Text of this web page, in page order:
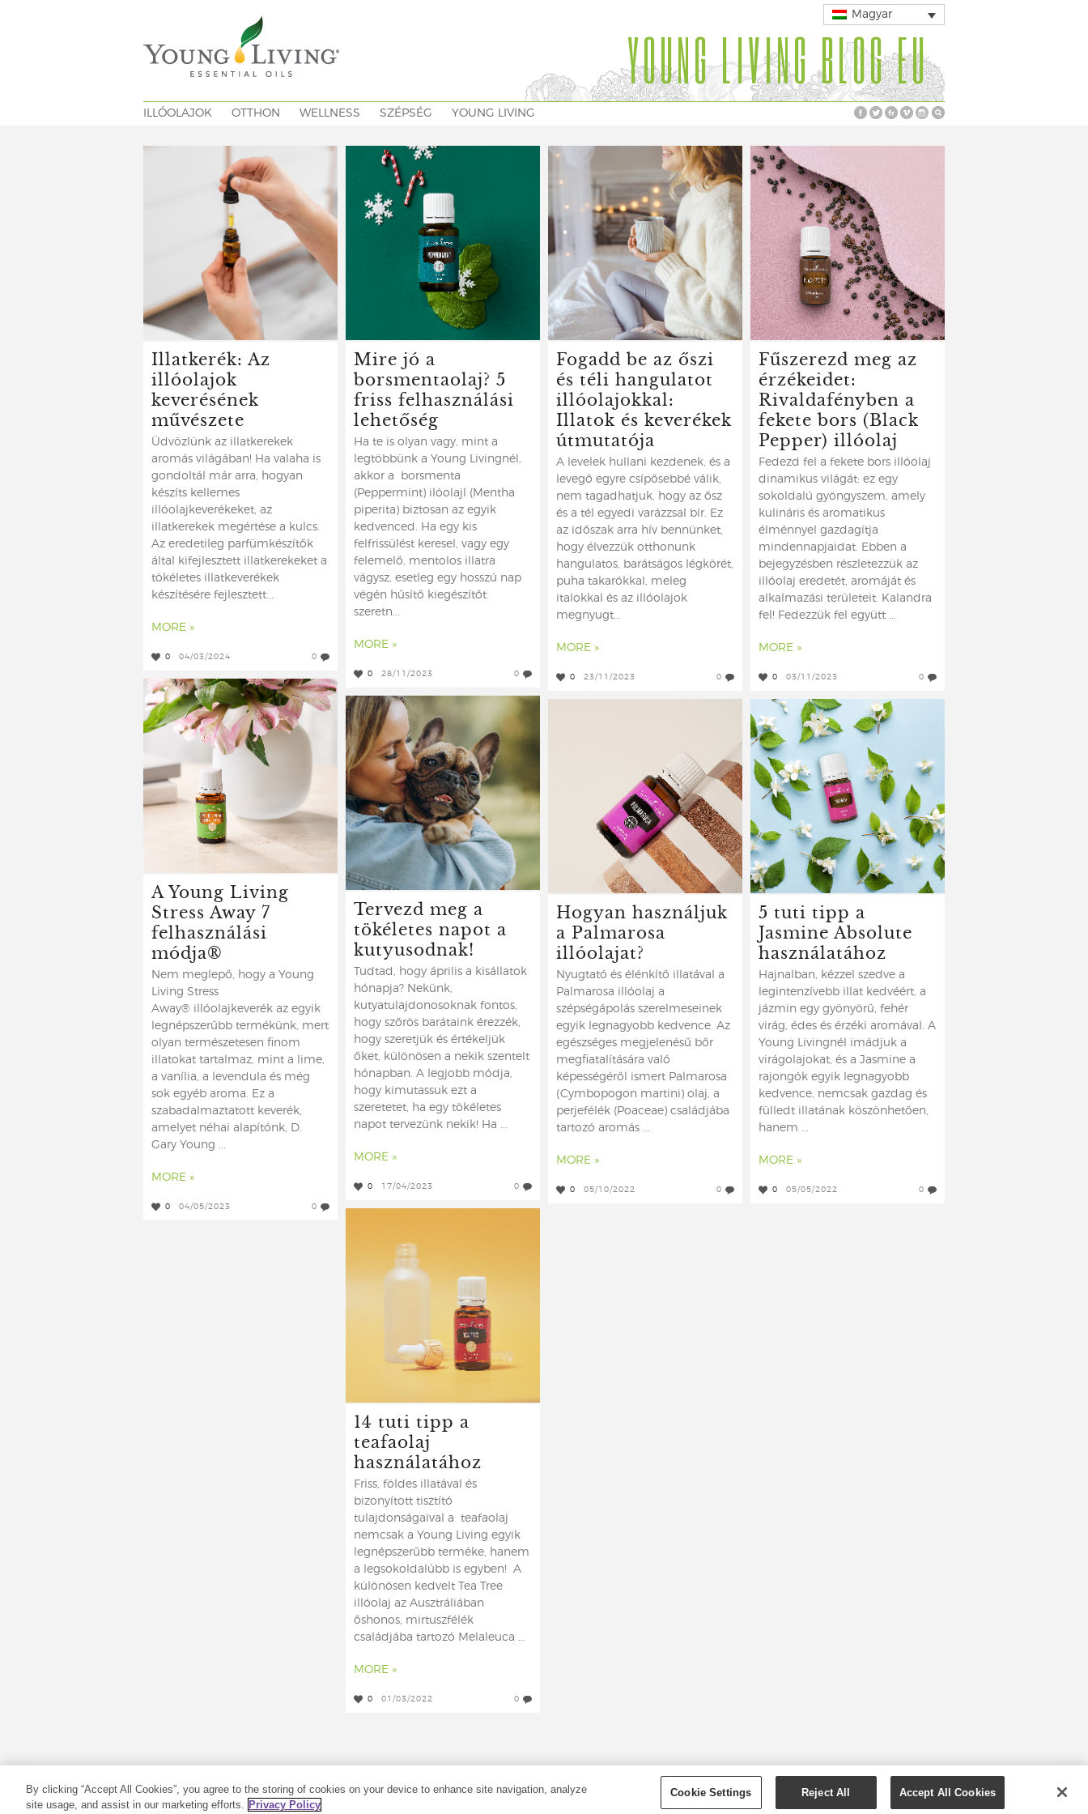
Magyar
YOUNG LIVING BLOG EU
ILLÓOLAJOK OTTHON WELLNESS SZÉPSÉG YOUNG LIVING
Illatkerék: Az
illóolajok
keverésének
művészete
Üdvözlünk az illatkerekek
aromás világában! Ha valaha is
gondoltál már arra, hogyan
készíts kellemes
illóolajkeverékeket, az
illatkerekek megértése a kulcs.
Az eredetileg parfümkészítők
által kifejlesztett illatkerekeket a
tökéletes illatkeverékek
készítésére fejlesztett...
MORE »
0 04/03/2024 0
Mire jó a
borsmentaolaj? 5
friss felhasználási
lehetőség
Ha te is olyan vagy, mint a
legtöbbünk a Young Livingnél,
akkor a borsmenta
(Peppermint) ilóolajl (Mentha
piperita) biztosan az egyik
kedvenced. Ha egy kis
felfrissülést keresel, vagy egy
felemelő, mentolos illatra
vágysz, esetleg egy hosszú nap
végén hűsítő kiegészítőt
szeretn...
MORE »
0 28/11/2023 0
Fogadd be az őszi
és téli hangulatot
illóolajokkal:
Illatok és keverékek
útmutatója
A levelek hullani kezdenek, és a
levegő egyre csípősebbé válik,
nem tagadhatjuk, hogy az ősz
és a tél egyedi varázzsal bír. Ez
az időszak arra hív bennünket,
hogy élvezzük otthonunk
hangulatos, barátságos légkörét,
puha takarókkal, meleg
italokkal és az illóolajok
megnyugt...
MORE »
0 23/11/2023 0
Fűszerezd meg az
érzékeidet:
Rivaldafényben a
fekete bors (Black
Pepper) illóolaj
Fedezd fel a fekete bors illóolaj
dinamikus világát: ez egy
sokoldalú gyöngyszem, amely
kulináris és aromatikus
élménnyel gazdagítja
mindennapjaidat. Ebben a
bejegyzésben részletezzük az
illóolaj eredetét, aromáját és
alkalmazási területeit. Kalandra
fel! Fedezzük fel együtt ...
MORE »
0 03/11/2023 0
A Young Living
Stress Away 7
felhasználási
módja®
Nem meglepő, hogy a Young
Living Stress
Away® illóolajkeverék az egyik
legnépszerűbb termékünk, mert
olyan természetesen finom
illatokat tartalmaz, mint a lime,
a vanília, a levendula és még
sok egyéb aroma. Ez a
szabadalmaztatott keverék,
amelyet néhai alapítónk, D.
Gary Young ...
MORE »
0 04/05/2023 0
Tervezd meg a
tökéletes napot a
kutyusodnak!
Tudtad, hogy április a kisállatok
hónapja? Nekünk,
kutyatulajdonosoknak fontos,
hogy szőrös barátaink érezzék,
hogy szeretjük és értékeljük
őket, különösen a nekik szentelt
hónapban. A legjobb módja,
hogy kimutassuk ezt a
szeretetet, ha egy tökéletes
napot tervezünk nekik! Ha ...
MORE »
0 17/04/2023 0
Hogyan használjuk
a Palmarosa
illóolajat?
Nyugtató és élénkítő illatával a
Palmarosa illóolaj a
szépségápolás szerelmeseinek
egyik legnagyobb kedvence. Az
egészséges megjelenésű bőr
megfiatalítására való
képességéről ismert Palmarosa
(Cymbopogon martini) olaj, a
perjefélék (Poaceae) családjába
tartozó aromás ...
MORE »
0 05/10/2022 0
5 tuti tipp a
Jasmine Absolute
használatához
Hajnalban, kézzel szedve a
legintenzívebb illat kedvéért, a
jázmin egy gyönyörű, fehér
virág, édes és érzéki aromával. A
Young Livingnél imádjuk a
virágolajokat, és a Jasmine a
rajongók egyik legnagyobb
kedvence, nemcsak gazdag és
fülledt illatának köszönhetően,
hanem ...
MORE »
0 05/05/2022 0
14 tuti tipp a
teafaolaj
használatához
Friss, földes illatával és
bizonyított tisztító
tulajdonságaival a teafaolaj
nemcsak a Young Living egyik
legnépszerűbb terméke, hanem
a legsokoldalúbb is egyben! A
különösen kedvelt Tea Tree
illóolaj az Ausztráliában
őshonos, mirtuszfélék
családjába tartozó Melaleuca ...
MORE »
0 01/03/2022 0
By clicking “Accept All Cookies”, you agree to the storing of cookies on your device to enhance site navigation, analyze
site usage, and assist in our marketing efforts. Privacy Policy
Cookie Settings Reject All Accept All Cookies